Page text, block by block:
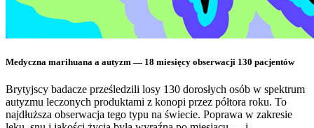
Medyczna marihuana a autyzm — 18 miesięcy obserwacji 130 pacjentów
Brytyjscy badacze prześledzili losy 130 dorosłych osób w spektrum
autyzmu leczonych produktami z konopi przez półtora roku. To
najdłuższa obserwacja tego typu na świecie. Poprawa w zakresie